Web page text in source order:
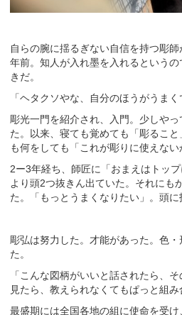
自らの腕に揺るぎない自信を持つ彫
年前。知人が入れ墨を入れるという
きだ。
「ヘタクソやな、自分のほうがうまく
彫光一門を紹介され、入門。少しや
た。以来、寝ても覚めても「彫るこ
も何をしても「これが彫りに使えない
2ー3年経ち、師匠に「おまえはトッ
より頭2つ抜きん出ていた。それにも
た。「もっとうまくなりたい」。頭に
彫弘は努力した。才能があった。色
た。
「こんな図柄がいいと話されたら、
見たら、教えられなくてもぱっと組み
最盛期には全国各地の組に使命を受